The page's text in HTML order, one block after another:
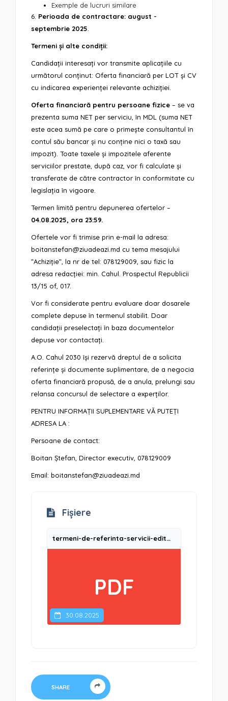
Exemple de lucruri similare
6. Perioada de contractare: august -
septembrie 2025
Termeni și alte condiții:
Candidații interesați vor transmite aplicațiile cu
următorul conținut: Oferta financiară per LOT și CV
cu indicarea experienței relevante achiziției.
Oferta financiară pentru persoane fizice– se va
prezenta suma NET per serviciu, în MDL (suma NET
este acea sumă pe care o primește consultantul în
contul său bancar și nu conține nici o taxă sau
impozit). Toate taxele și impozitele aferente
serviciilor prestate, după caz, vor fi calculate și
transferate de către contractor în conformitate cu
legislația în vigoare.
Termen limită pentru depunerea ofertelor –
04.08.2025, ora 23:59.
Ofertele vor fi trimise prin e-mail la adresa:
boitanstefan@ziuadeazi.md cu tema mesajului
”Achiziție”, la nr de tel: 078129009, sau fizic la
adresa redacției: min. Cahul. Prospectul Republicii
13/15 of, 017.
Vor fi considerate pentru evaluare doar dosarele
complete depuse în termenul stabilit. Doar
candidații preselectați în baza documentelor
depuse vor contactați.
A.O. Cahul 2030 își rezervă dreptul de a solicita
referințe și documente suplimentare, de a negocia
oferta financiară propusă, de a anula, prelungi sau
relansa concursul de selectare a experților.
PENTRU INFORMAȚII SUPLEMENTARE VĂ PUTEȚI
ADRESA LA :
Persoane de contact:
Boitan Ștefan, Director executiv, 078129009
Email: boitanstefan@ziuadeazi.md
Fișiere
termeni-de-referinta-servicii-editor-jurnalist-cameraman-editor-video-ro
PDF
30.08.2025
SHARE